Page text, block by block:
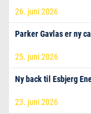
26. juni 2026
Parker Gavlas er ny
25. juni 2026
Ny back til Esbjerg
23. juni 2026